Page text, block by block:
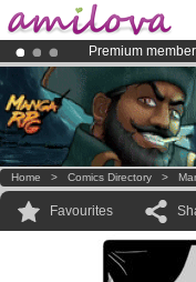
Premium
Amilova
Already 100000
Home > Comics Directory >
Favourites